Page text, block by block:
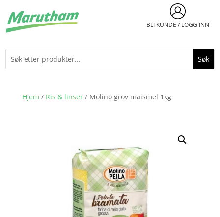
BLI KUNDE / LOGG INN
Hjem / Ris & linser/ Molino grov maismel 1kg